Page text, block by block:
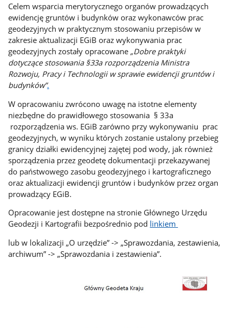
Celem wsparcia merytorycznego organów prowadzących
ewidencję gruntów i budynków oraz wykonawców prac
geodezyjnych w praktycznym stosowaniu przepisów w
zakresie aktualizacji EGiB oraz wykonywania prac
geodezyjnych zostały opracowane „Dobre praktyki
dotyczące stosowania §33a rozporządzenia Ministra
Rozwoju, Pracy i Technologii w sprawie ewidencji gruntów i
budynków”.
W opracowaniu zwrócono uwagę na istotne elementy
niezbędne do prawidłowego stosowania § 33a
rozporządzenia ws. EGiB zarówno przy wykonywaniu prac
geodezyjnych, w wyniku których zostanie ustalony przebieg
granicy działki ewidencyjnej zajętej pod wody, jak również
sporządzenia przez geodetę dokumentacji przekazywanej
do państwowego zasobu geodezyjnego i kartograficznego
oraz aktualizacji ewidencji gruntów i budynków przez organ
prowadzący EGiB.
Opracowanie jest dostępne na stronie Głównego Urzędu
Geodezji i Kartografii bezpośrednio pod linkiem
lub w lokalizacji „O urzędzie” -> „Sprawozdania, zestawienia,
archiwum” -> „Sprawozdania i zestawienia”.